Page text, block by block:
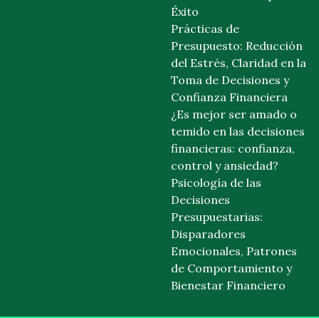
Éxito
Prácticas de
Presupuesto: Reducción
del Estrés, Claridad en la
Toma de Decisiones y
Confianza Financiera
¿Es mejor ser amado o
temido en las decisiones
financieras: confianza,
control y ansiedad?
Psicología de las
Decisiones
Presupuestarias:
Disparadores
Emocionales, Patrones
de Comportamiento y
Bienestar Financiero